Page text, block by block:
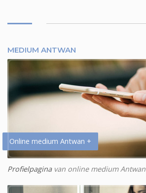
MEDIUM ANTWAN
Online medium Antwan +
Profielpaginavan online medium Antwan